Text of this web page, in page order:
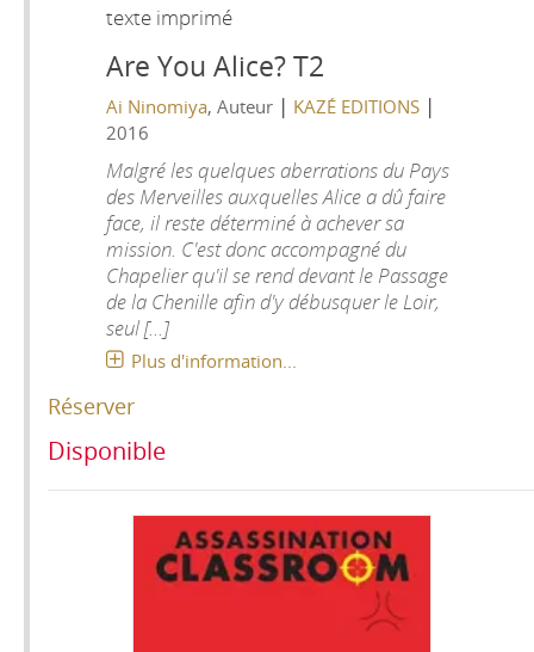
texte imprimé
Are You Alice? T2
Ai Ninomiya, Auteur | KAZÉ EDITIONS |
2016
Malgré les quelques aberrations du Pays
des Merveilles auxquelles Alice a dû faire
face, il reste déterminé à achever sa
mission. C'est donc accompagné du
Chapelier qu'il se rend devant le Passage
de la Chenille afin d'y débusquer le Loir,
seul [...]
Plus d'information...
Réserver
Disponible